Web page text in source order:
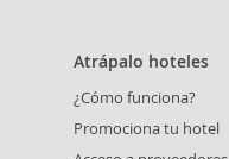
Atrápalo hoteles
¿Cómo funciona?
Promociona tu hotel